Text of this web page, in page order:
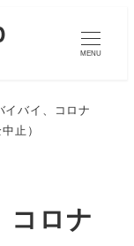
MENU
イバイ、コロナ
止）
コロナ